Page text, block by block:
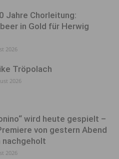
Jahre Chorleitung:
in Gold für Herwig
2026
Tröpolach
2026
wird heute gespielt –
von gestern Abend
nachgeholt
2026